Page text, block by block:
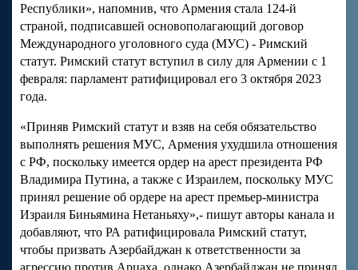
Республики», напомнив, что Армения стала 124-й
страной, подписавшей основополагающий договор
Международного уголовного суда (МУС) - Римский
статут. Римский статут вступил в силу для Армении с 1
февраля: парламент ратифицировал его 3 октября 2023
года.
«Приняв Римский статут и взяв на себя обязательство
выполнять решения МУС, Армения ухудшила отношения
с РФ, поскольку имеется ордер на арест президента РФ
Владимира Путина, а также с Израилем, поскольку МУС
принял решение об ордере на арест премьер-министра
Израиля Биньямина Нетаньяху»,- пишут авторы канала и
добавляют, что РА ратифицировала Римский статут,
чтобы призвать Азербайджан к ответственности за
агрессию против Арцаха, однако Азербайджан не принял